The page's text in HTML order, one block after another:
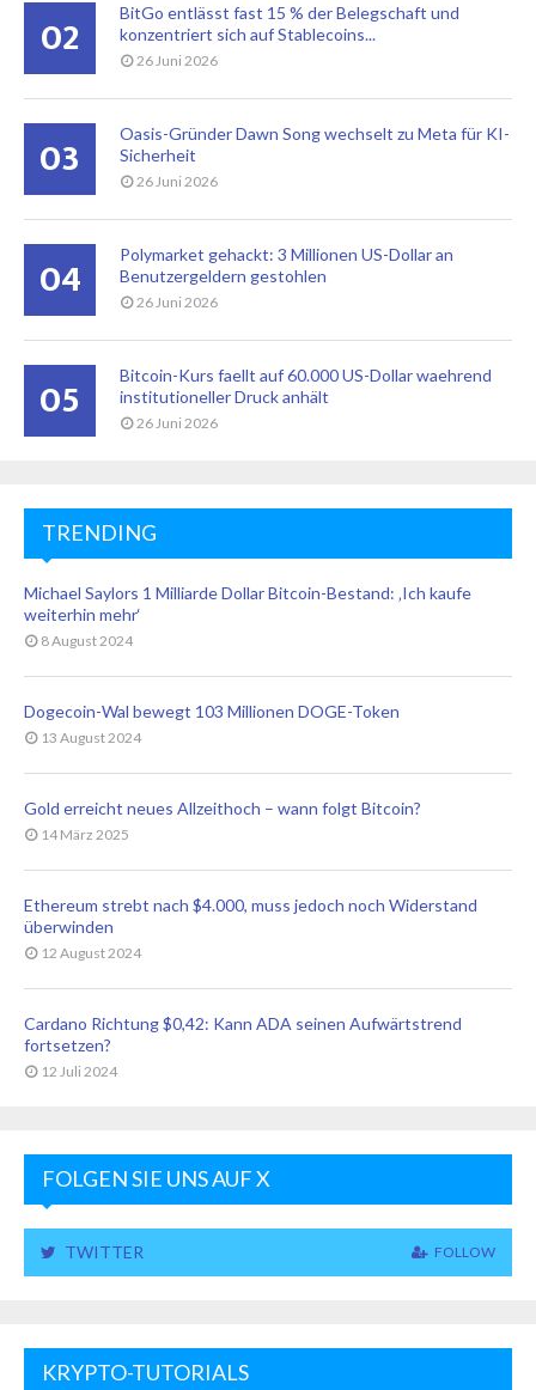
02
BitGo entlässt fast 15 % der Belegschaft und
konzentriert sich auf Stablecoins...
26 Juni 2026
03
Oasis-Gründer Dawn Song wechselt zu Meta für KI-
Sicherheit
26 Juni 2026
04
Polymarket gehackt: 3 Millionen US-Dollar an
Benutzergeldern gestohlen
26 Juni 2026
05
Bitcoin-Kurs faellt auf 60.000 US-Dollar waehrend
institutioneller Druck anhält
26 Juni 2026
TRENDING
Michael Saylors 1 Milliarde Dollar Bitcoin-Bestand: ‚Ich kaufe
weiterhin mehr‘
8 August 2024
Dogecoin-Wal bewegt 103 Millionen DOGE-Token
13 August 2024
Gold erreicht neues Allzeithoch – wann folgt Bitcoin?
14 März 2025
Ethereum strebt nach $4.000, muss jedoch noch Widerstand
überwinden
12 August 2024
Cardano Richtung $0,42: Kann ADA seinen Aufwärtstrend
fortsetzen?
12 Juli 2024
FOLGEN SIE UNS AUF X
TWITTER FOLLOW
KRYPTO-TUTORIALS